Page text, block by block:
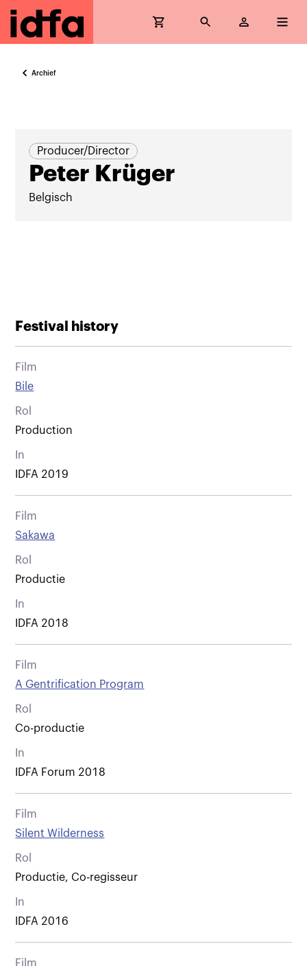
Archief
Producer/Director
Peter Krüger
Belgisch
Festival history
Film
Bile
Rol
Production
In
IDFA 2019
Film
Sakawa
Rol
Productie
In
IDFA 2018
Film
A Gentrification Program
Rol
Co-productie
In
IDFA Forum 2018
Film
Silent Wilderness
Rol
Productie, Co-regisseur
In
IDFA 2016
Film